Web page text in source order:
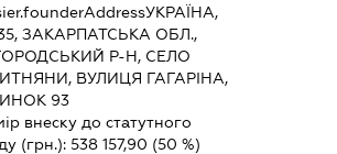
УКРАЇНА,
ЗАКАРПАТСЬКА ОБЛ.,
Р-Н, СЕЛО
ВУЛИЦЯ ГАГАРІНА,
93
внеску до статутного
(грн.): 538 157,90 (50 %)